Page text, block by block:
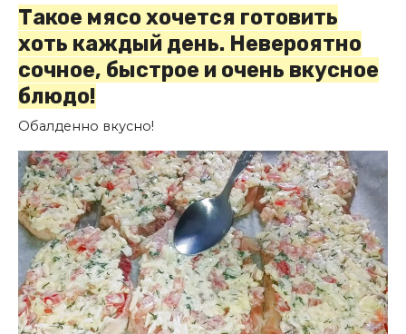
Такое мясо хочется готовить
хоть каждый день. Невероятно
сочное, быстрое и очень вкусное
блюдо!
Обалденно вкусно!